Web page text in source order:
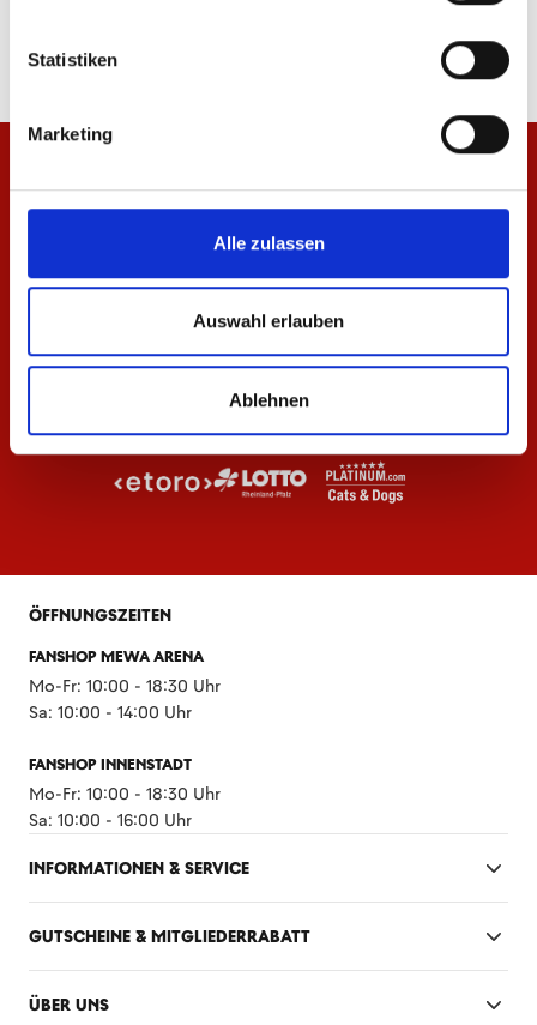
Statistiken
Marketing
Alle zulassen
Auswahl erlauben
Ablehnen
79,95 €
ÖFFNUNGSZEITEN
FANSHOP MEWA ARENA
Mo-Fr: 10:00 - 18:30 Uhr
Sa: 10:00 - 14:00 Uhr
FANSHOP INNENSTADT
Mo-Fr: 10:00 - 18:30 Uhr
Sa: 10:00 - 16:00 Uhr
INFORMATIONEN & SERVICE
GUTSCHEINE & MITGLIEDERRABATT
ÜBER UNS